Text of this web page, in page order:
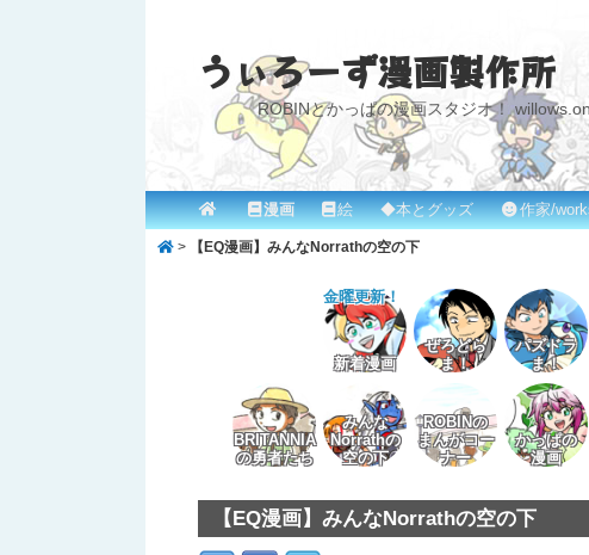
うぃろーず漫画製作所
ROBINとかっぱの漫画スタジオ！
メ
イ
メ
イ
ツ
サ
ブ
へ
漫画 絵 ◆本とグッズ 作家/
> 【EQ漫画】みんなNorrathの空の下
新着漫画
金曜更新！
ぜろどら
ま！
パズドラ
ま！
BRITANNIA
の勇者たち
みんな
Norrathの
空の下
ROBINの
まんがコー
ナー
かっぱの
漫画
【EQ漫画】みんなNorrathの空の下